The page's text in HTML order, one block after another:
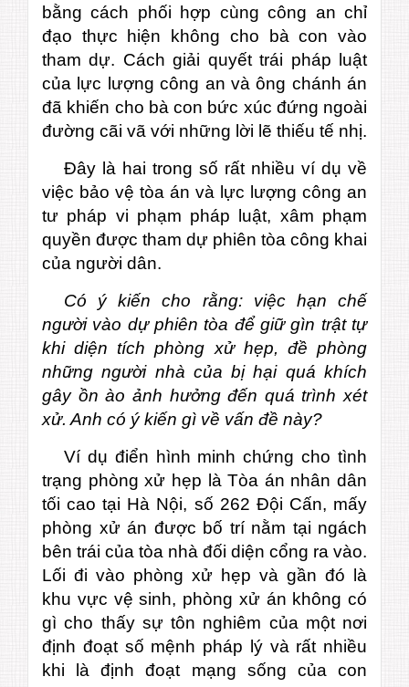
bằng cách phối hợp cùng công an chỉ
đạo thực hiện không cho bà con vào
tham dự. Cách giải quyết trái pháp luật
của lực lượng công an và ông chánh án
đã khiến cho bà con bức xúc đứng ngoài
đường cãi vã với những lời lẽ thiếu tế nhị.
Đây là hai trong số rất nhiều ví dụ về
việc bảo vệ tòa án và lực lượng công an
tư pháp vi phạm pháp luật, xâm phạm
quyền được tham dự phiên tòa công khai
của người dân.
Có ý kiến cho rằng: việc hạn chế
người vào dự phiên tòa để giữ gìn trật tự
khi diện tích phòng xử hẹp, đề phòng
những người nhà của bị hại quá khích
gây ồn ào ảnh hưởng đến quá trình xét
xử. Anh có ý kiến gì về vấn đề này?
Ví dụ điển hình minh chứng cho tình
trạng phòng xử hẹp là Tòa án nhân dân
tối cao tại Hà Nội, số 262 Đội Cấn, mấy
phòng xử án được bố trí nằm tại ngách
bên trái của tòa nhà đối diện cổng ra vào.
Lối đi vào phòng xử hẹp và gần đó là
khu vực vệ sinh, phòng xử án không có
gì cho thấy sự tôn nghiêm của một nơi
định đoạt số mệnh pháp lý và rất nhiều
khi là định đoạt mạng sống của con